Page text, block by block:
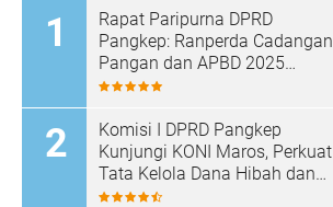
Rapat Paripurna DPRD
Pangkep: Ranperda Cadangan
Pangan dan APBD 2025
Disetujui dengan Sejumlah
Komisi I DPRD Pangkep
Kunjungi KONI Maros, Perkuat
Tata Kelola Dana Hibah dan
Pembinaan Olahraga